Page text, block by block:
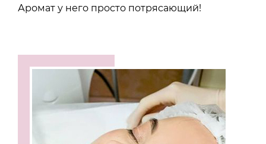
Аромат у него просто потрясающий!